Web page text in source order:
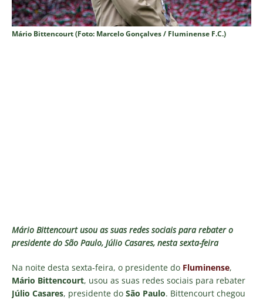
Mário Bittencourt (Foto: Marcelo Gonçalves / Fluminense F.C.)
Mário Bittencourt usou as suas redes sociais para rebater o
presidente do São Paulo, Júlio Casares, nesta sexta-feira
Na noite desta sexta-feira, o presidente do Fluminense,
Mário Bittencourt, usou as suas redes sociais para rebater
Júlio Casares, presidente do São Paulo. Bittencourt chegou